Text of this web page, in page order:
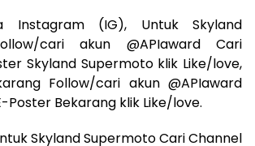
Instagram (IG), Untuk Skyland
cari akun @APIaward Cari
Skyland Supermoto klik Like/love,
Follow/cari akun @APIaward
Bekarang klik Like/love.
Skyland Supermoto Cari Channel